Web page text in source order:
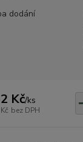
dodání
Kč/ks
bez DPH